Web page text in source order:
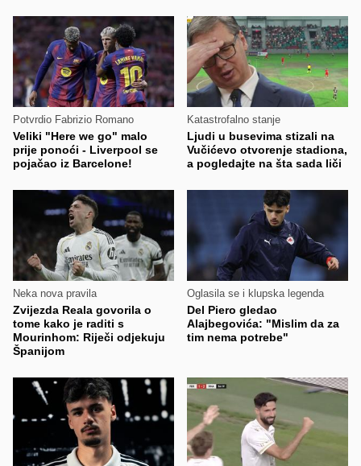
Potvrdio Fabrizio Romano
Veliki "Here we go" malo
prije ponoći - Liverpool se
pojačao iz Barcelone!
Katastrofalno stanje
Ljudi u busevima stizali na
Vučićevo otvorenje stadiona,
a pogledajte na šta sada liči
Neka nova pravila
Zvijezda Reala govorila o
tome kako je raditi s
Mourinhom: Riječi odjekuju
Španijom
Oglasila se i klupska legenda
Del Piero gledao
Alajbegovića: "Mislim da za
tim nema potrebe"